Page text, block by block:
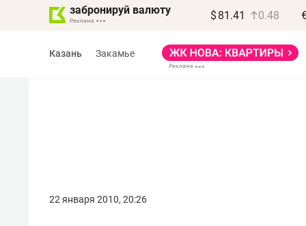
забронируй валюту $ 81.41 0.48
Казань Закамье
22 января 2010, 20:26